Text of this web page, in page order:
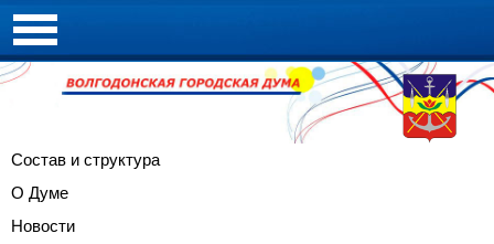
Состав и структура
О Думе
Новости